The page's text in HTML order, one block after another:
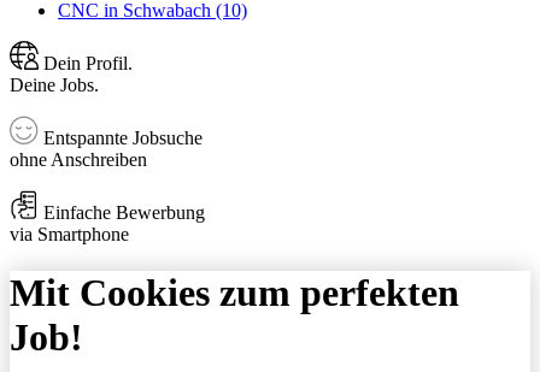
CNC in Schwabach (10)
Dein Profil.
Deine Jobs.
Entspannte Jobsuche
ohne Anschreiben
Einfache Bewerbung
via Smartphone
Mit Cookies zum perfekten
Job!